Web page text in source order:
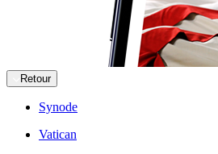
Retour
Synode
Vatican